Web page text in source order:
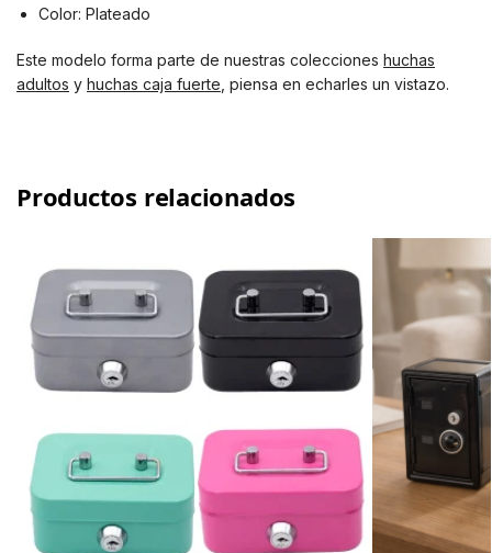
Color: Plateado
Este modelo forma parte de nuestras colecciones huchas
adultos y huchas caja fuerte , piensa en echarles un vistazo.
Productos relacionados